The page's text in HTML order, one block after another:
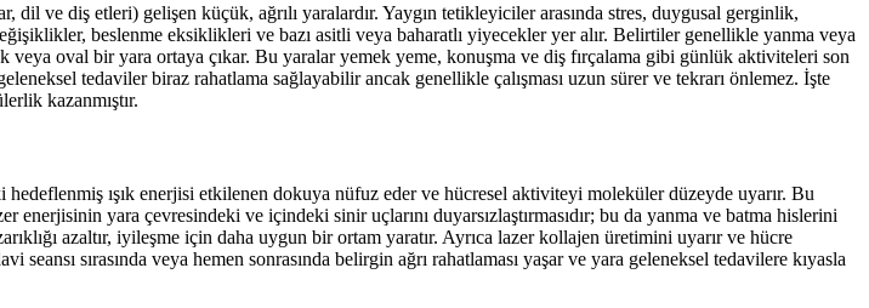
ve diş etleri) gelişen küçük, ağrılı yaralardır. Yaygın tetikleyiciler arasında stres, duygusal gerginlik,
beslenme eksiklikleri ve bazı asitli veya baharatlı yiyecekler yer alır. Belirtiler genellikle yanma veya
veya oval bir yara ortaya çıkar. Bu yaralar yemek yeme, konuşma ve diş fırçalama gibi günlük aktiviteleri son
tedaviler biraz rahatlama sağlayabilir ancak genellikle çalışması uzun sürer ve tekrarı önlemez. İşte
kazanmıştır.
ışık enerjisi etkilenen dokuya nüfuz eder ve hücresel aktiviteyi moleküler düzeyde uyarır. Bu
yara çevresindeki ve içindeki sinir uçlarını duyarsızlaştırmasıdır; bu da yanma ve batma hislerini
azaltır, iyileşme için daha uygun bir ortam yaratır. Ayrıca lazer kollajen üretimini uyarır ve hücre
sırasında veya hemen sonrasında belirgin ağrı rahatlaması yaşar ve yara geleneksel tedavilere kıyasla